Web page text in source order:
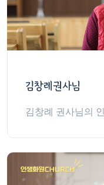
김창례권사님
김창례 권사님의